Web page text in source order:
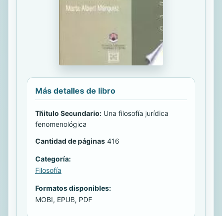
Más detalles de libro
Tñitulo Secundario: Una filosofía jurídica
fenomenológica
Cantidad de páginas 416
Categoría:
Filosofía
Formatos disponibles:
MOBI, EPUB, PDF